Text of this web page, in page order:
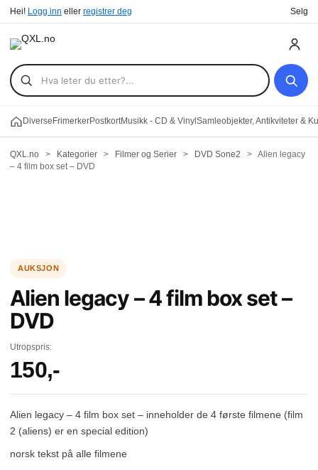
Hei! Logg inn eller registrer deg Selg
Diverse FrimerkerPostkortMusikk - CD & Vinyl Samleobjekter, Antikviteter &
QXL.no > Kategorier > Filmer og Serier > DVD Sone2 > Alien legacy
– 4 film box set – DVD
Alien legacy – 4 film box set –
DVD
Utropspris:
150,-
Alien legacy – 4 film box set – inneholder de 4 første filmene (film
2 (aliens) er en special edition)
norsk tekst på alle filmene